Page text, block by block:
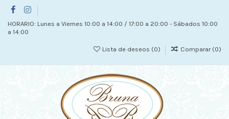
HORARIO: Lunes a Viernes 10:00 a 14:00 / 17:00 a 20:00 - Sábados 10:00
a 14:00
Lista de deseos (0) Comparar (0)